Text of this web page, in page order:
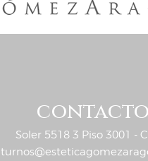
contacto
Soler 5518 3 Piso 3001 -